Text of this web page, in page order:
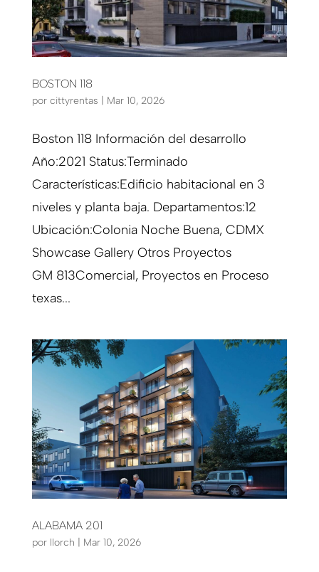
BOSTON 118
por cittyrentas Mar 10, 2026
Boston 118 Información del desarrollo
Año:2021 Status:Terminado
Características:Edificio habitacional en 3
niveles y planta baja. Departamentos:12
Ubicación:Colonia Noche Buena, CDMX
Showcase Gallery Otros Proyectos
GM 813Comercial, Proyectos en Proceso
texas...
ALABAMA 201
por llorch Mar 10, 2026